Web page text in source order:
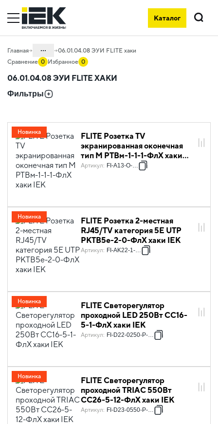
Каталог
Поиск
Главная ...
Каталог
06. Изделия электроустановочные,
удлинители и силовые разъемы
изделия скрытого монтажа FLITE
06.01.04.08 ЭУИ FLITE хаки
Сравнение 0 Избранное 0
06.01.04.08 ЭУИ FLITE ХАКИ
Фильтры
FLITE Розетка TV
экранированная оконечная
тип M РТВм-1-1-1-ФлХ хаки
IEK
Артикул: FI-A13-O-K59
Новинка
FLITE Розетка 2-местная
RJ45/TV категория 5Е UTP
РКТВ5е-2-0-ФлХ хаки IEK
Артикул: FI-AK22-1-K59
Новинка
FLITE Светорегулятор
проходной LED 250Вт СС16-
5-1-ФлХ хаки IEK
Артикул: FI-D22-0250-P-K59
Новинка
FLITE Светорегулятор
проходной TRIAC 550Вт
СС26-5-12-ФлХ хаки IEK
Артикул: FI-D23-0550-P-K59
Новинка